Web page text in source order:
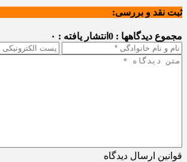
ثبت نقد و بررسی:
مجموع دیدگاهها : 0 انتشار یافته : ۰
قوانین ارسال دیدگاه